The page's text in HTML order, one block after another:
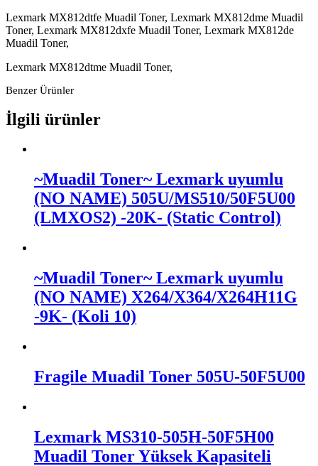
Lexmark MX812dtfe Muadil Toner, Lexmark MX812dme Muadil
Toner, Lexmark MX812dxfe Muadil Toner, Lexmark MX812de
Muadil Toner,
Lexmark MX812dtme Muadil Toner,
Benzer Ürünler
İlgili ürünler
~Muadil Toner~ Lexmark uyumlu
(NO NAME) 505U/MS510/50F5U00
(LMXOS2) -20K- (Static Control)
~Muadil Toner~ Lexmark uyumlu
(NO NAME) X264/X364/X264H11G
-9K- (Koli 10)
Fragile Muadil Toner 505U-50F5U00
Lexmark MS310-505H-50F5H00
Muadil Toner Yüksek Kapasiteli